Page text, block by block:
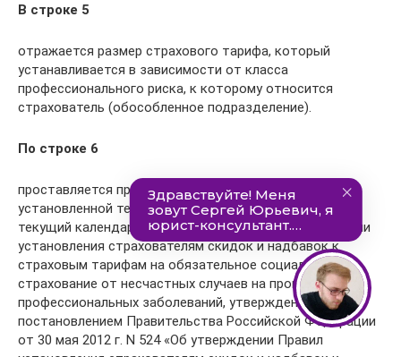
В строке 5
отражается размер страхового тарифа, который
устанавливается в зависимости от класса
профессионального риска, к которому относится
страхователь (обособленное подразделение).
По строке 6
проставляется процент скидки к страховому тарифу,
установленной территориальным органом ФСС на
текущий календарный год в соответствии с Правилами
установления страхователям скидок и надбавок к
страховым тарифам на обязательное социальное
страхование от несчастных случаев на производстве и
профессиональных заболеваний, утвержденными
постановлением Правительства Российской Федерации
от 30 мая 2012 г. N 524 «Об утверждении Правил